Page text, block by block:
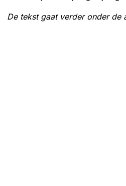
De tekst gaat verder onder de